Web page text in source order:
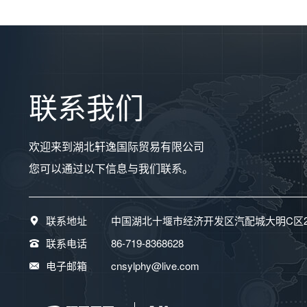
联系我们
欢迎来到湖北轩逸国际贸易有限公司
您可以通过以下信息与我们联系。
联系地址
中国湖北十堰市经济开发区汽配城大明C区
联系电话
86-719-8368628
电子邮箱
cnsylphy@live.com